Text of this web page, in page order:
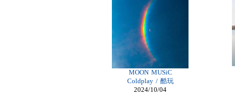
Billiga Moncler Jacka
Longchamp Pas Cher
Billiga Nike Air Max
moncler online shop
cheap mbt shoes
moncler jas heren
billig adidas yeezy
longchamp outlet uk
Cheap Longchamp Bags
Christian Louboutin Homme pas cher
MOON MUSiC
Coldplay / 酷玩
2024/10/04